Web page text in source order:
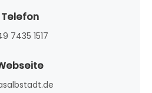
Telefon
7435 1517